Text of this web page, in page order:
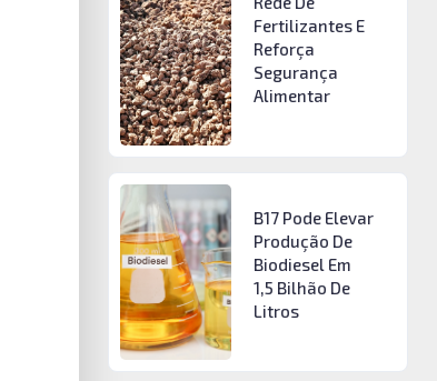
Fertilizantes E
Reforça
Segurança
Alimentar
B17 Pode Elevar
Produção De
Biodiesel Em
1,5 Bilhão De
Litros